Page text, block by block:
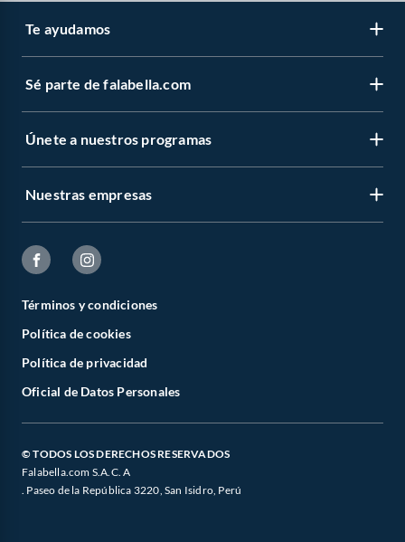
Te ayudamos
Sé parte de falabella.com
Únete a nuestros programas
Nuestras empresas
Términos y condiciones
Política de cookies
Política de privacidad
Oficial de Datos Personales
© TODOS LOS DERECHOS RESERVADOS
Falabella.com S.A.C. A
. Paseo de la República 3220, San Isidro, Perú